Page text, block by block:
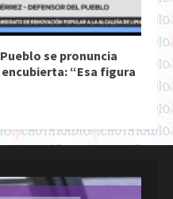
se pronuncia
“Esa figura